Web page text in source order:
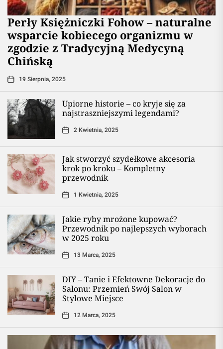
Perły Księżniczki Fohow – naturalne
wsparcie kobiecego organizmu w
zgodzie z Tradycyjną Medycyną
Chińską
19 Sierpnia, 2025
Upiorne historie – co kryje się za
najstraszniejszymi legendami?
2 Kwietnia, 2025
Jak stworzyć szydełkowe akcesoria
krok po kroku – Kompletny
przewodnik
1 Kwietnia, 2025
Jakie ryby mrożone kupować?
Przewodnik po najlepszych wyborach
w 2025 roku
13 Marca, 2025
DIY – Tanie i Efektowne Dekoracje do
Salonu: Przemień Swój Salon w
Stylowe Miejsce
12 Marca, 2025